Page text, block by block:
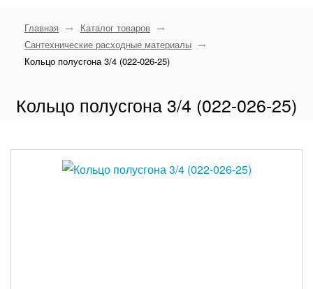
Главная
Каталог товаров
Сантехнические расходные материалы
Кольцо полусгона 3/4 (022-026-25)
Кольцо полусгона 3/4 (022-026-25)